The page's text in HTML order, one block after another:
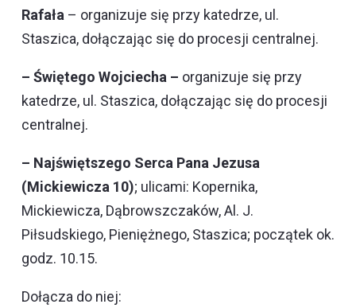
Rafała – organizuje się przy katedrze, ul.
Staszica, dołączając się do procesji centralnej.
– Świętego Wojciecha – organizuje się przy
katedrze, ul. Staszica, dołączając się do procesji
centralnej.
– Najświętszego Serca Pana Jezusa
(Mickiewicza 10); ulicami: Kopernika,
Mickiewicza, Dąbrowszczaków, Al. J.
Piłsudskiego, Pieniężnego, Staszica; początek ok.
godz. 10.15.
Dołącza do niej: